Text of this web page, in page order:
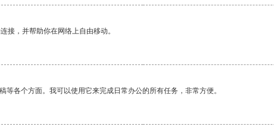
接，并帮助你在网络上自由移动。
各个方面。我可以使用它来完成日常办公的所有任务，非常方便。